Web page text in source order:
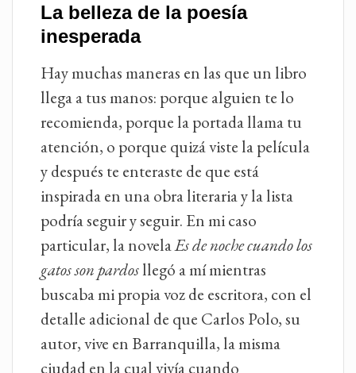
La belleza de la poesía
inesperada
Hay muchas maneras en las que un libro
llega a tus manos: porque alguien te lo
recomienda, porque la portada llama tu
atención, o porque quizá viste la película
y después te enteraste de que está
inspirada en una obra literaria y la lista
podría seguir y seguir. En mi caso
particular, la novelaEs de noche cuando los
gatos son pardosllegó a mí mientras
buscaba mi propia voz de escritora, con el
detalle adicional de que Carlos Polo, su
autor, vive en Barranquilla, la misma
ciudad en la cual vivía cuando